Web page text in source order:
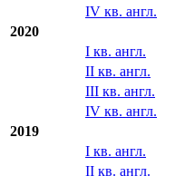
IV кв. англ.
2020
I кв. англ.
II кв. англ.
III кв. англ.
IV кв. англ.
2019
I кв. англ.
II кв. англ.